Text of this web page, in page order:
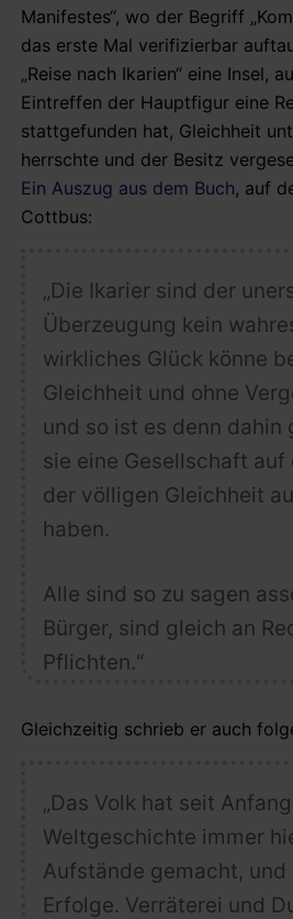
Manifestes“, wo der Begriff
das erste Mal verifizierbar
„Reise nach Ikarien“ eine Insel,
Eintreffen der Hauptfigur eine
stattgefunden hat, Gleichheit
herrschte und der Besitz
Ein Auszug aus dem Buch, auf
Cottbus:
„Die Ikarier sind der
Überzeugung kein
wirkliches Glück könne
Gleichheit und ohne
und so ist es denn dahin
sie eine Gesellschaft auf
der völligen GIeichheit
haben.
Alle sind so zu sagen
Bürger, sind gleich an
Pflichten.“
Gleichzeitig schrieb er auch
„Das Volk hat seit
Weltgeschichte immer
Aufstände gemacht,
Erfolge. Verräterei und